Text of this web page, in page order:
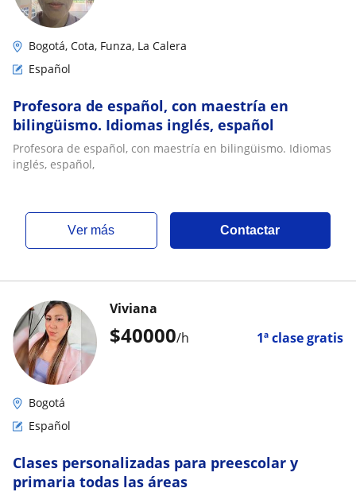
Bogotá, Cota, Funza, La Calera
Español
Profesora de español, con maestría en
bilingüismo. Idiomas inglés, español
Profesora de español, con maestría en bilingüismo. Idiomas
inglés, español,
ver más Contactar
$40000/h 1ª clase gratis
Viviana
Bogotá
Español
Clases personalizadas para preescolar y
primaria todas las áreas